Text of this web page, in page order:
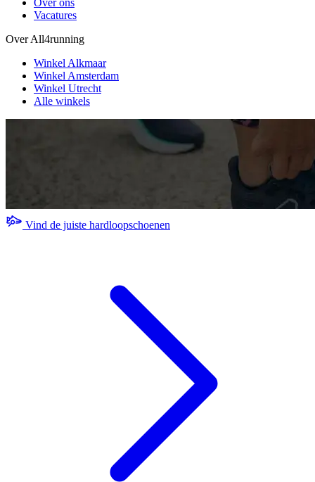
Vacatures
Over All4running
Winkel Alkmaar
Winkel Amsterdam
Winkel Utrecht
Alle winkels
Vind de juiste hardloopschoenen